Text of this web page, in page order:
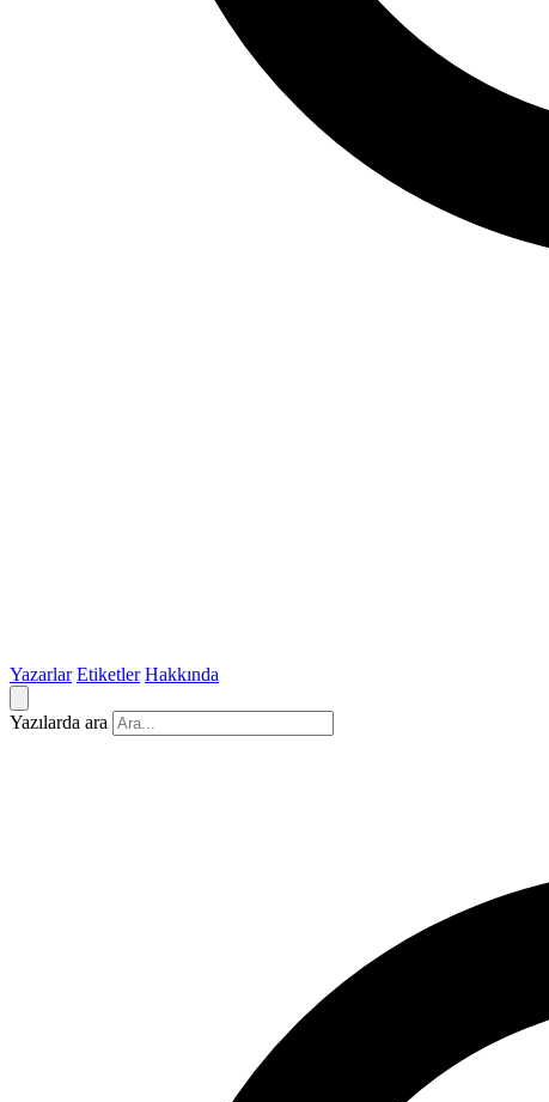
Yazarlar Etiketler Hakkında
Yazılarda ara